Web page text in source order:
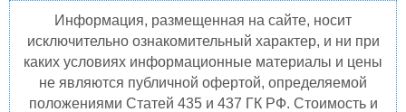
Информация, размещенная на сайте, носит
исключительно ознакомительный характер, и ни при
каких условиях информационные материалы и цены
не являются публичной офертой, определяемой
положениями Статей 435 и 437 ГК РФ. Стоимость и